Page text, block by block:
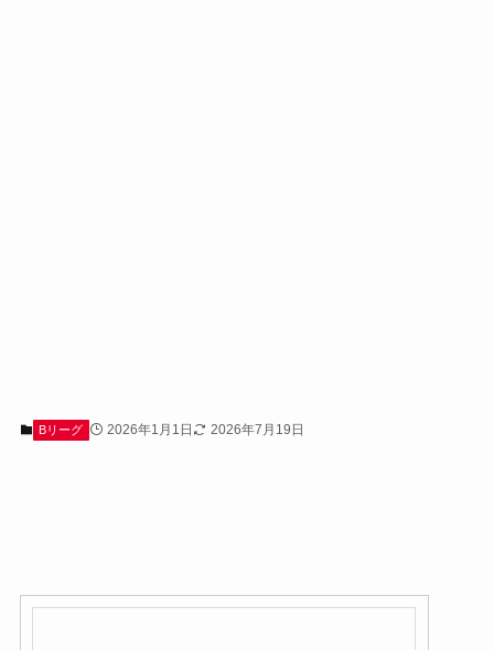
Bリーグ 2026年1月1日 2026年7月19日